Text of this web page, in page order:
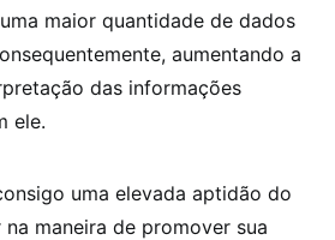
maior quantidade de dados
aumentando a
das informações
ele.
uma elevada aptidão do
maneira de promover sua